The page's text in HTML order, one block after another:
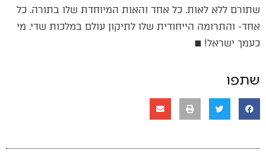
שתורם ללא לאות. כל אחד והאות המיוחדת שלו בתורה. כל
אחד- והתרומה הייחודית שלו לתיקון עולם במלכות שדי. מי
כעמך ישראל! ■
שתפו